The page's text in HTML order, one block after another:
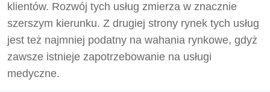
klientów. Rozwój tych usług zmierza w znacznie
szerszym kierunku. Z drugiej strony rynek tych usług
jest też najmniej podatny na wahania rynkowe, gdyż
zawsze istnieje zapotrzebowanie na usługi
medyczne.